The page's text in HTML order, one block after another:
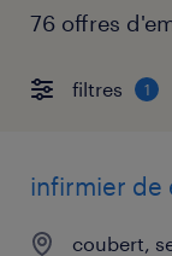
76 offres
filtres 1
infirmier de
coubert,